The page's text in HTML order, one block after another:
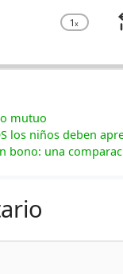
1x
mutuo
los niños deben
bono: una